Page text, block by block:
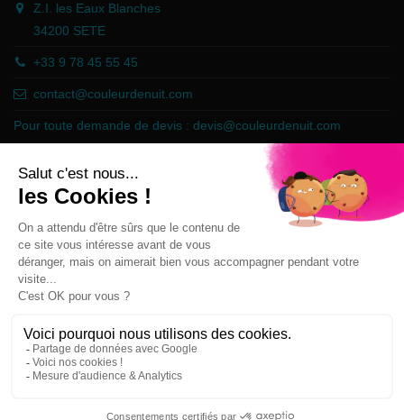
Z.I. les Eaux Blanches
34200 SETE
+33 9 78 45 55 45
contact@couleurdenuit.com
Pour toute demande de devis : devis@couleurdenuit.com
Marchand approuvé par la Société des Avis Garantis,cliquez ici pour
vérifier .
Follow us
Newsletter